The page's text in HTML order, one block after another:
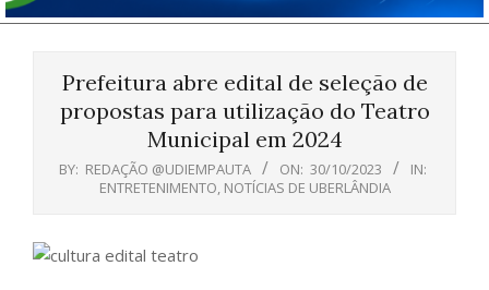
Prefeitura abre edital de seleção de
propostas para utilização do Teatro
Municipal em 2024
BY: REDAÇÃO @UDIEMPAUTA ON: 30/10/2023
IN:
ENTRETENIMENTO, NOTÍCIAS DE UBERLÂNDIA